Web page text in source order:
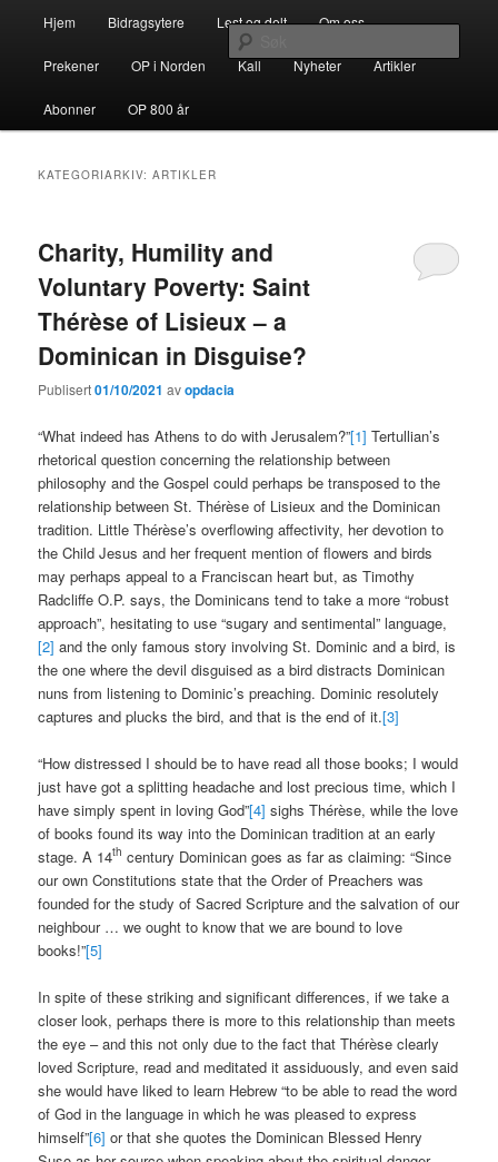
Dominikanerordenen i Norden
Hjem Bidragsytere Lest og delt Om oss
Prekener OP i Norden Kall Nyheter Artikler
Abonner OP 800 år
KATEGORIARKIV:ARTIKLER
Charity, Humility and
Voluntary Poverty: Saint
Thérèse of Lisieux – a
Dominican in Disguise?
Publisert01/10/2021 avopdacia
“What indeed has Athens to do with Jerusalem?”[1] Tertullian’s
rhetorical question concerning the relationship between
philosophy and the Gospel could perhaps be transposed to the
relationship between St. Thérèse of Lisieux and the Dominican
tradition. Little Thérèse’s overflowing affectivity, her devotion to
the Child Jesus and her frequent mention of flowers and birds
may perhaps appeal to a Franciscan heart but, as Timothy
Radcliffe O.P. says, the Dominicans tend to take a more “robust
approach”, hesitating to use “sugary and sentimental” language,
[2] and the only famous story involving St. Dominic and a bird, is
the one where the devil disguised as a bird distracts Dominican
nuns from listening to Dominic’s preaching. Dominic resolutely
captures and plucks the bird, and that is the end of it.[3]
“How distressed I should be to have read all those books; I would
just have got a splitting headache and lost precious time, which I
have simply spent in loving God”[4] sighs Thérèse, while the love
of books found its way into the Dominican tradition at an early
stage. A 14th century Dominican goes as far as claiming: “Since
our own Constitutions state that the Order of Preachers was
founded for the study of Sacred Scripture and the salvation of our
neighbour … we ought to know that we are bound to love
books!”[5]
In spite of these striking and significant differences, if we take a
closer look, perhaps there is more to this relationship than meets
the eye – and this not only due to the fact that Thérèse clearly
loved Scripture, read and meditated it assiduously, and even said
she would have liked to learn Hebrew “to be able to read the word
of God in the language in which he was pleased to express
himself”[6] or that she quotes the Dominican Blessed Henry